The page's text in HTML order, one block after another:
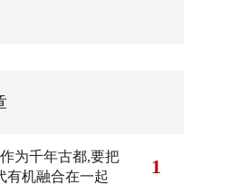
作为千年古都,要把
有机融合在一起
1